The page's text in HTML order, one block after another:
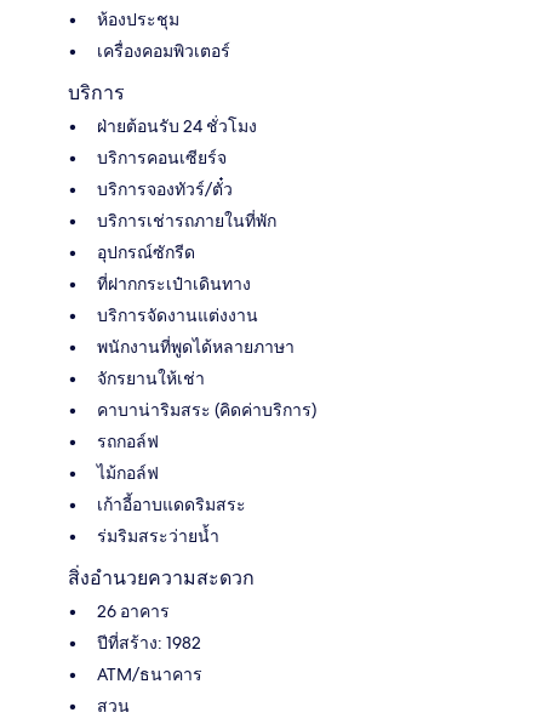
ห้องประชุม
เครื่องคอมพิวเตอร์
บริการ
ฝ่ายต้อนรับ 24 ชั่วโมง
บริการคอนเซียร์จ
บริการจองทัวร์/ตั๋ว
บริการเช่ารถภายในที่พัก
อุปกรณ์ซักรีด
ที่ฝากกระเป๋าเดินทาง
บริการจัดงานแต่งงาน
พนักงานที่พูดได้หลายภาษา
จักรยานให้เช่า
คาบาน่าริมสระ (คิดค่าบริการ)
รถกอล์ฟ
ไม้กอล์ฟ
เก้าอี้อาบแดดริมสระ
ร่มริมสระว่ายน้ำ
สิ่งอำนวยความสะดวก
26 อาคาร
ปีที่สร้าง: 1982
ATM/ธนาคาร
สวน